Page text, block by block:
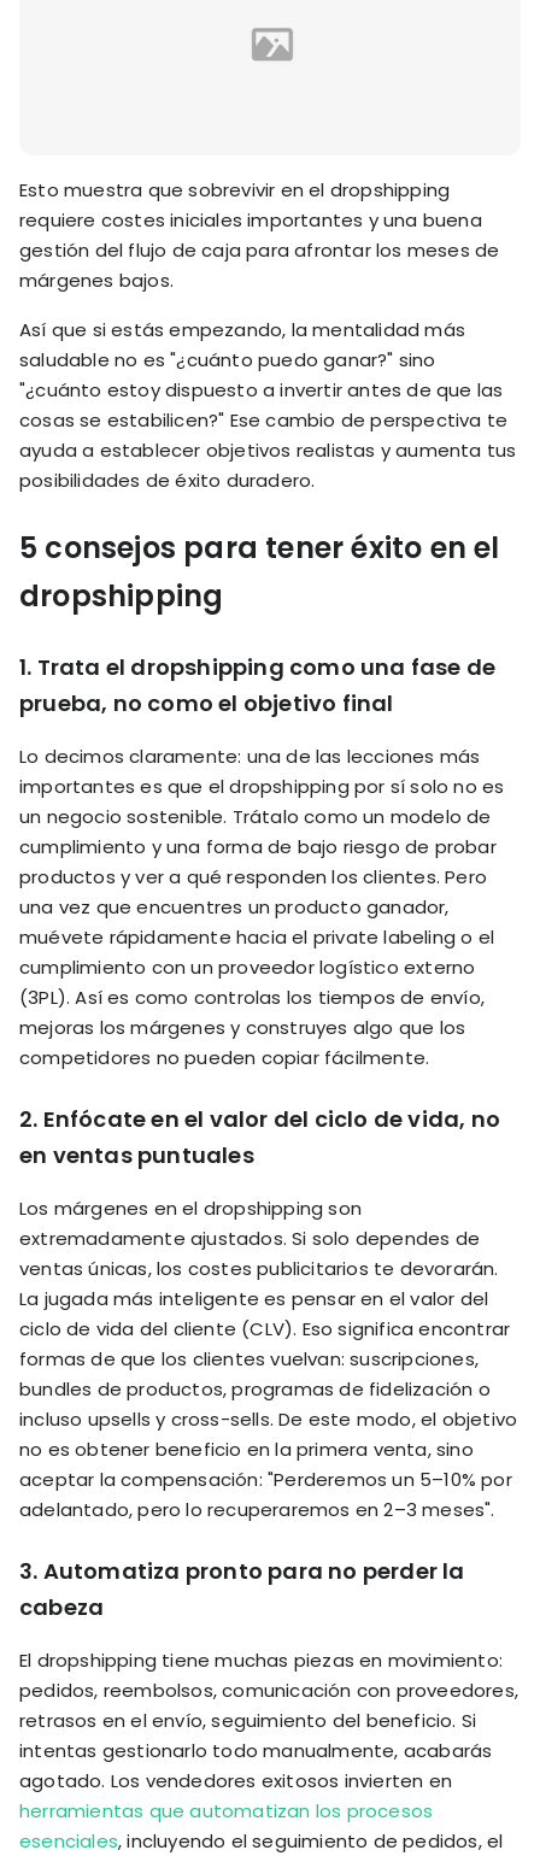
Esto muestra que sobrevivir en el dropshipping
requiere costes iniciales importantes y una buena
gestión del flujo de caja para afrontar los meses de
márgenes bajos.
Así que si estás empezando, la mentalidad más
saludable no es "¿cuánto puedo ganar?" sino
"¿cuánto estoy dispuesto a invertir antes de que las
cosas se estabilicen?" Ese cambio de perspectiva te
ayuda a establecer objetivos realistas y aumenta tus
posibilidades de éxito duradero.
5 consejos para tener éxito en el
dropshipping
1. Trata el dropshipping como una fase de
prueba, no como el objetivo final
Lo decimos claramente: una de las lecciones más
importantes es que el dropshipping por sí solo no es
un negocio sostenible. Trátalo como un modelo de
cumplimiento y una forma de bajo riesgo de probar
productos y ver a qué responden los clientes. Pero
una vez que encuentres un producto ganador,
muévete rápidamente hacia el private labeling o el
cumplimiento con un proveedor logístico externo
(3PL). Así es como controlas los tiempos de envío,
mejoras los márgenes y construyes algo que los
competidores no pueden copiar fácilmente.
2. Enfócate en el valor del ciclo de vida, no
en ventas puntuales
Los márgenes en el dropshipping son
extremadamente ajustados. Si solo dependes de
ventas únicas, los costes publicitarios te devorarán.
La jugada más inteligente es pensar en el valor del
ciclo de vida del cliente (CLV). Eso significa encontrar
formas de que los clientes vuelvan: suscripciones,
bundles de productos, programas de fidelización o
incluso upsells y cross-sells. De este modo, el objetivo
no es obtener beneficio en la primera venta, sino
aceptar la compensación: "Perderemos un 5–10% por
adelantado, pero lo recuperaremos en 2–3 meses".
3. Automatiza pronto para no perder la
cabeza
El dropshipping tiene muchas piezas en movimiento:
pedidos, reembolsos, comunicación con proveedores,
retrasos en el envío, seguimiento del beneficio. Si
intentas gestionarlo todo manualmente, acabarás
agotado. Los vendedores exitosos invierten en
herramientas que automatizan los procesos
esenciales, incluyendo el seguimiento de pedidos, el